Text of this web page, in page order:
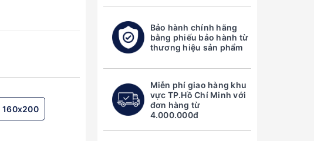
160x200
Bảo hành chính hãng
bằng phiếu bảo hành từ
thương hiệu sản phẩm
Miễn phí giao hàng khu
vực TP.Hồ Chí Minh với
đơn hàng từ
4.000.000đ